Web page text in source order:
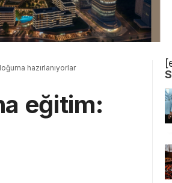
hazırlanıyorlar
eğitim: